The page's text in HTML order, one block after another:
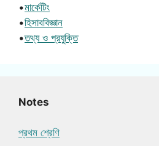
•মার্কেটিং
•হিসাববিজ্ঞান
•তথ্য ও প্রযুক্তি
Notes
প্রথম শ্রেণি